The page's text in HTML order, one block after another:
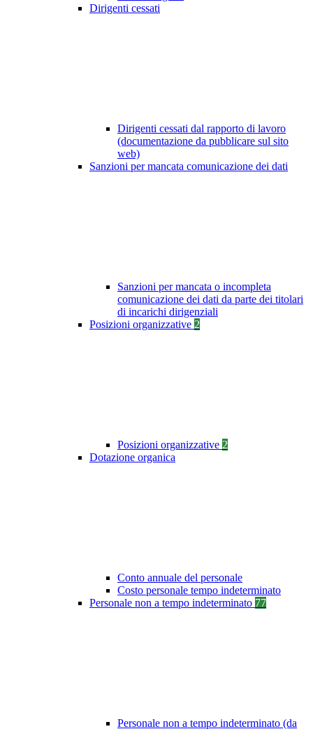
Dirigenti cessati
Dirigenti cessati dal rapporto di lavoro
(documentazione da pubblicare sul sito
web)
Sanzioni per mancata comunicazione dei dati
Sanzioni per mancata o incompleta
comunicazione dei dati da parte dei titolari
di incarichi dirigenziali
Posizioni organizzative 2
Posizioni organizzative 2
Dotazione organica
Conto annuale del personale
Costo personale tempo indeterminato
Personale non a tempo indeterminato 77
Personale non a tempo indeterminato (da